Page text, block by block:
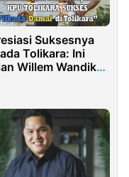
Suksesnya
Tolikara: Ini
Willem Wandik